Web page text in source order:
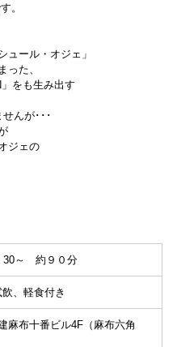
。
ュール・オジェ」
った、
をも生み出す
んが･･･
ジェの
30～ 約９０分
、軽食付き
麻布十番ビル4F（麻布六角